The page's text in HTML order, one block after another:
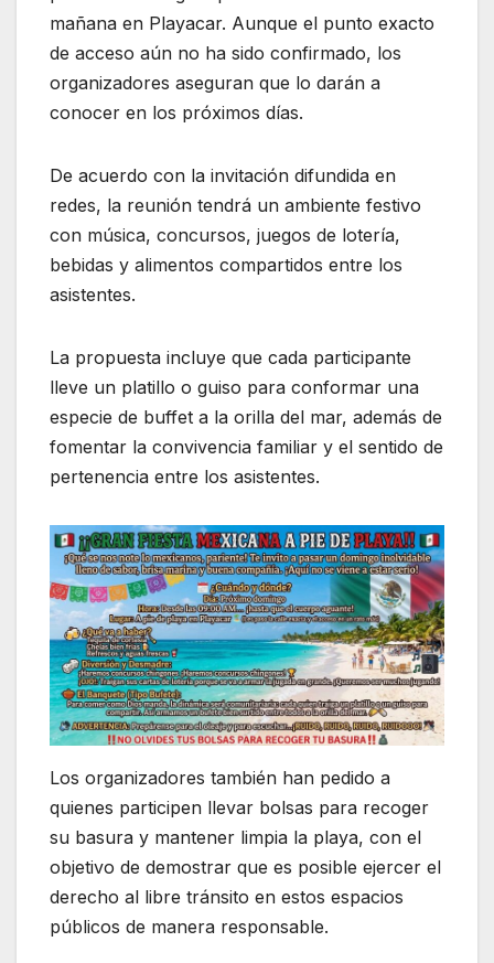
mañana en Playacar. Aunque el punto exacto
de acceso aún no ha sido confirmado, los
organizadores aseguran que lo darán a
conocer en los próximos días.
De acuerdo con la invitación difundida en
redes, la reunión tendrá un ambiente festivo
con música, concursos, juegos de lotería,
bebidas y alimentos compartidos entre los
asistentes.
La propuesta incluye que cada participante
lleve un platillo o guiso para conformar una
especie de buffet a la orilla del mar, además de
fomentar la convivencia familiar y el sentido de
pertenencia entre los asistentes.
Los organizadores también han pedido a
quienes participen llevar bolsas para recoger
su basura y mantener limpia la playa, con el
objetivo de demostrar que es posible ejercer el
derecho al libre tránsito en estos espacios
públicos de manera responsable.